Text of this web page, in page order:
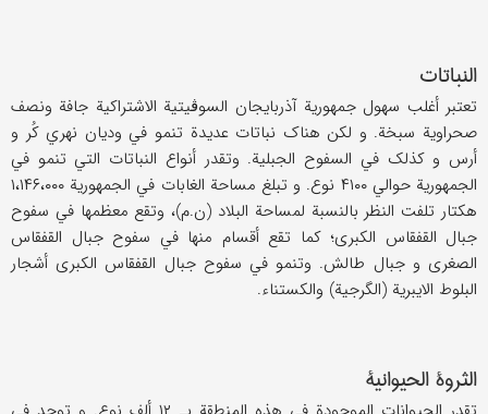
النباتات
تعتبر أغلب سهول جمهوریة آذربایجان السوڤیتیة الاشتراکیة جافة ونصف
صحراویة سبخة. و لکن هناک نباتات عدیدة تنمو في ودیان نهري کُر و
أرس و کذلک في السفوح الجبلیة. وتقدر أنواع النباتات التي تنمو في
الجمهوریة حوالي ۴۱۰۰ نوع. و تبلغ مساحة الغابات في الجمهوریة ۱،۱۴۶،۰۰۰
هکتار تلفت النظر بالنسبة لمساحة البلاد (ن.م)، وتقع معظمها في سفوح
جبال القفقاس الکبری؛ کما تقع أقسام منها في سفوح جبال القفقاس
الصغری و جبال طالش. وتنمو في سفوح جبال القفقاس الکبری أشجار
البلوط الایبریة (الگرجیة) والکستناء.
الثروة الحیوانیة